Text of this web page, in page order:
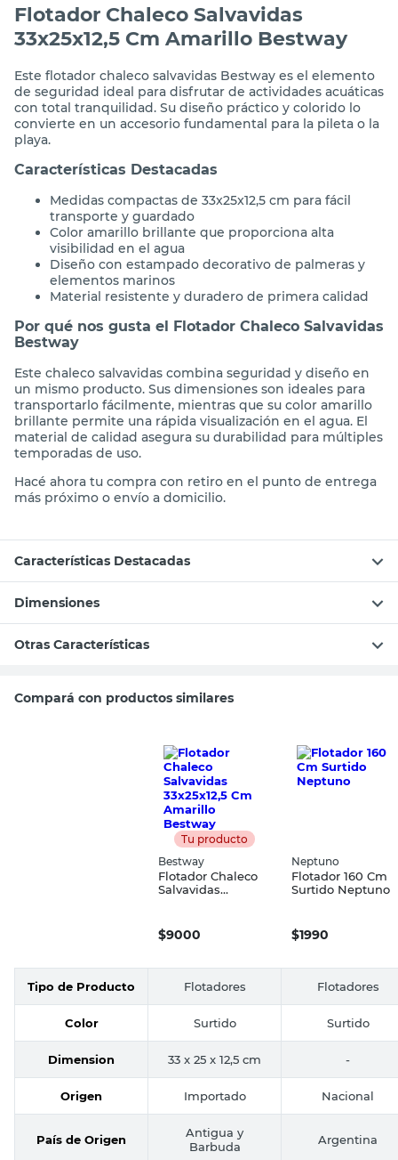
Flotador Chaleco Salvavidas
33x25x12,5 Cm Amarillo Bestway
Este flotador chaleco salvavidas Bestway es el elemento
de seguridad ideal para disfrutar de actividades acuáticas
con total tranquilidad. Su diseño práctico y colorido lo
convierte en un accesorio fundamental para la pileta o la
playa.
Características Destacadas
Medidas compactas de 33x25x12,5 cm para fácil
transporte y guardado
Color amarillo brillante que proporciona alta
visibilidad en el agua
Diseño con estampado decorativo de palmeras y
elementos marinos
Material resistente y duradero de primera calidad
Por qué nos gusta el Flotador Chaleco Salvavidas
Bestway
Este chaleco salvavidas combina seguridad y diseño en
un mismo producto. Sus dimensiones son ideales para
transportarlo fácilmente, mientras que su color amarillo
brillante permite una rápida visualización en el agua. El
material de calidad asegura su durabilidad para múltiples
temporadas de uso.
Hacé ahora tu compra con retiro en el punto de entrega
más próximo o envío a domicilio.
Características Destacadas
Dimensiones
Otras Características
Compará con productos similares
Tu producto
Bestway
Flotador Chaleco
Salvavidas
$9000
Neptuno
Flotador 160 Cm
Surtido Neptuno
$1990
Tipo de Producto Flotadores Flotadores
Color Surtido Surtido
Dimension 33 x 25 x 12,5 cm -
Origen Importado Nacional
País de Origen
Antigua y
Barbuda
Argentina